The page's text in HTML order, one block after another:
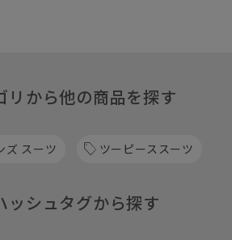
リから他の商品を探す
ズ スーツ ツーピーススーツ
ッシュタグから探す